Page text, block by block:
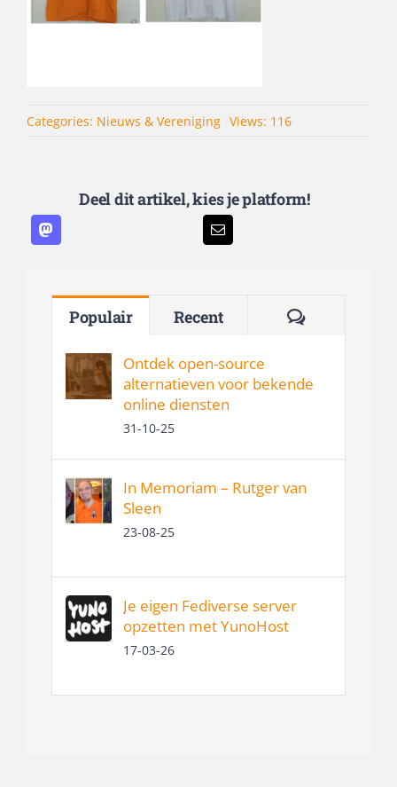
Categories: Nieuws & Vereniging Views: 116
Deel dit artikel, kies je platform!
Populair Recent Reacties
Ontdek open-source
alternatieven voor bekende
online diensten
31-10-25
In Memoriam – Rutger van
Sleen
23-08-25
Je eigen Fediverse server
opzetten met YunoHost
17-03-26